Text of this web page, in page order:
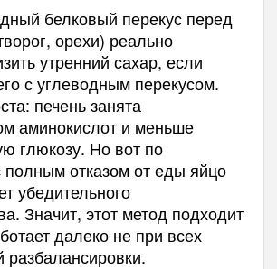
белковый перекус перед
орехи) реально
утренний сахар, если
с углеводным перекусом.
печень занята
аминокислот и меньше
глюкозу. Но вот по
отказом от еды яйцо
убедительного
Значит, этот метод подходит
далеко не при всех
разбалансировки.